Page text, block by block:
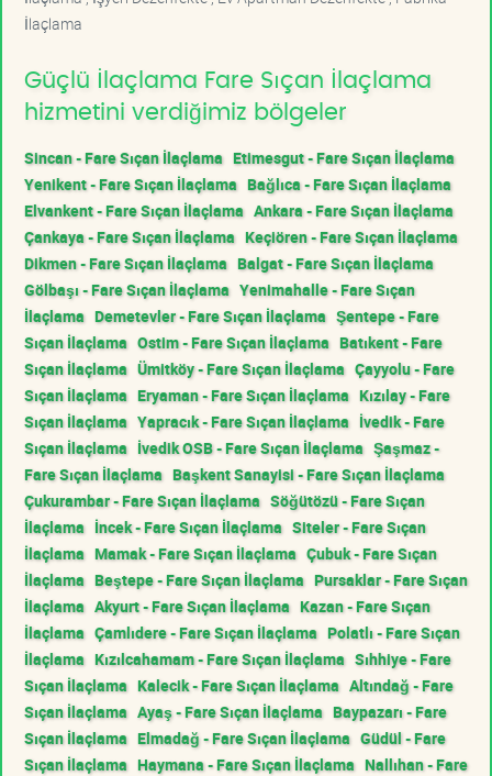
İlaçlama
Güçlü İlaçlama Fare Sıçan İlaçlama
hizmetini verdiğimiz bölgeler
Sincan - Fare Sıçan İlaçlama Etimesgut - Fare Sıçan İlaçlama
Yenikent - Fare Sıçan İlaçlama Bağlıca - Fare Sıçan İlaçlama
Elvankent - Fare Sıçan İlaçlama Ankara - Fare Sıçan İlaçlama
Çankaya - Fare Sıçan İlaçlama Keçiören - Fare Sıçan İlaçlama
Dikmen - Fare Sıçan İlaçlama Balgat - Fare Sıçan İlaçlama
Gölbaşı - Fare Sıçan İlaçlama Yenimahalle - Fare Sıçan
İlaçlama Demetevler - Fare Sıçan İlaçlama Şentepe - Fare
Sıçan İlaçlama Ostim - Fare Sıçan İlaçlama Batıkent - Fare
Sıçan İlaçlama Ümitköy - Fare Sıçan İlaçlama Çayyolu - Fare
Sıçan İlaçlama Eryaman - Fare Sıçan İlaçlama Kızılay - Fare
Sıçan İlaçlama Yapracık - Fare Sıçan İlaçlama İvedik - Fare
Sıçan İlaçlama İvedik OSB - Fare Sıçan İlaçlama Şaşmaz -
Fare Sıçan İlaçlama Başkent Sanayisi - Fare Sıçan İlaçlama
Çukurambar - Fare Sıçan İlaçlama Söğütözü - Fare Sıçan
İlaçlama İncek - Fare Sıçan İlaçlama Siteler - Fare Sıçan
İlaçlama Mamak - Fare Sıçan İlaçlama Çubuk - Fare Sıçan
İlaçlama Beştepe - Fare Sıçan İlaçlama Pursaklar - Fare Sıçan
İlaçlama Akyurt - Fare Sıçan İlaçlama Kazan - Fare Sıçan
İlaçlama Çamlıdere - Fare Sıçan İlaçlama Polatlı - Fare Sıçan
İlaçlama Kızılcahamam - Fare Sıçan İlaçlama Sıhhiye - Fare
Sıçan İlaçlama Kalecik - Fare Sıçan İlaçlama Altındağ - Fare
Sıçan İlaçlama Ayaş - Fare Sıçan İlaçlama Baypazarı - Fare
Sıçan İlaçlama Elmadağ - Fare Sıçan İlaçlama Güdül - Fare
Sıçan İlaçlama Haymana - Fare Sıçan İlaçlama Nallıhan - Fare